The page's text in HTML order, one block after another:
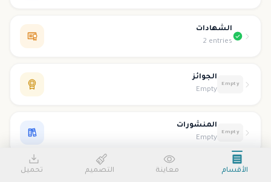
الشهادات
2 entries
الجوائز
Empty
Empty
المنشورات
Empty
Empty
الأقسام معاينة التصميم تحميل